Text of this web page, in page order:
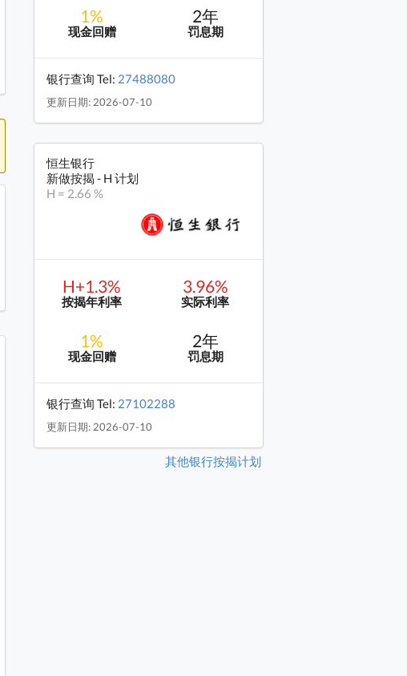
1%
现金回赠
2年
罚息期
银行查询 Tel: 27488080
更新日期: 2026-07-10
恒生银行
新做按揭 - H 计划
H = 2.66 %
H+1.3%
按揭年利率
3.96%
实际利率
1%
现金回赠
2年
罚息期
银行查询 Tel: 27102288
更新日期: 2026-07-10
其他银行按揭计划